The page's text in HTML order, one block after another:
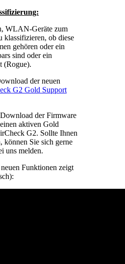
WLAN-Geräte zum
klassifizieren, ob diese
gehören oder ein
sind oder ein
(Rogue).
der neuen
G2 Gold Support
der Firmware
aktiven Gold
G2. Sollte Ihnen
können Sie sich gerne
uns melden.
Funktionen zeigt